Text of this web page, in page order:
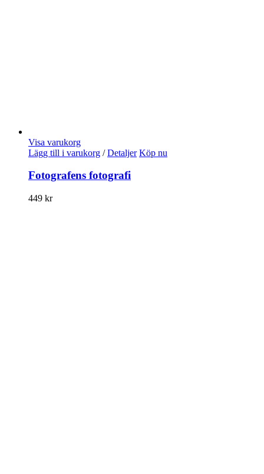
Visa varukorg
Lägg till i varukorg / Detaljer Köp nu
Fotografens fotografi
449 kr